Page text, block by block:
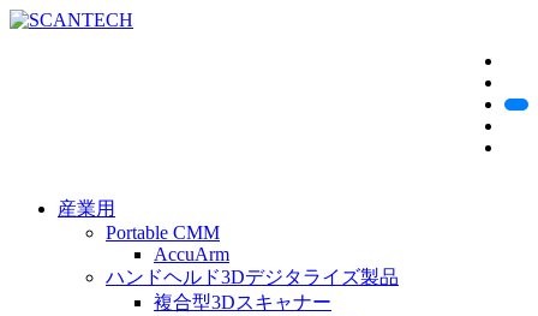
産業用
Portable CMM
AccuArm
ハンドヘルド3Dデジタライズ製品
複合型3Dスキャナー